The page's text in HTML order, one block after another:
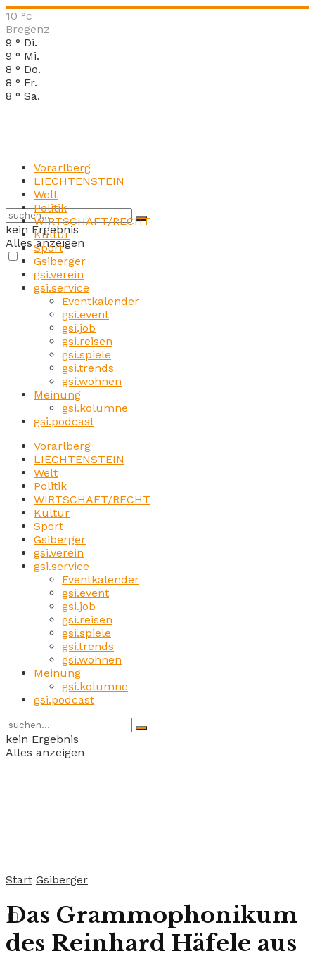
10 °c
Bregenz
9 ° Di.
9 ° Mi.
8 ° Do.
8 ° Fr.
8 ° Sa.
kein Ergebnis
Alles anzeigen
Vorarlberg
LIECHTENSTEIN
Welt
Politik
WIRTSCHAFT/RECHT
Kultur
Sport
Gsiberger
gsi.verein
gsi.service
Eventkalender
gsi.event
gsi.job
gsi.reisen
gsi.spiele
gsi.trends
gsi.wohnen
Meinung
gsi.kolumne
gsi.podcast
Vorarlberg
LIECHTENSTEIN
Welt
Politik
WIRTSCHAFT/RECHT
Kultur
Sport
Gsiberger
gsi.verein
gsi.service
Eventkalender
gsi.event
gsi.job
gsi.reisen
gsi.spiele
gsi.trends
gsi.wohnen
Meinung
gsi.kolumne
gsi.podcast
kein Ergebnis
Alles anzeigen
Start Gsiberger
Das Grammophonikum
des Reinhard Häfele aus